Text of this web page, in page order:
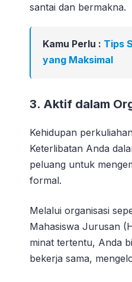
santai dan bermakna.
Kamu Perlu : Tips
yang Maksimal
3. Aktif dalam
Kehidupan
Keterlibatan Anda
peluang untuk
formal.
Melalui organisasi
Mahasiswa Jurusan
minat tertentu, Anda
bekerja sama,